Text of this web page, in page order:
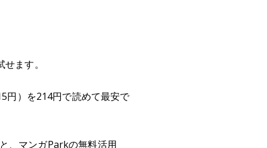
ます。
円）を214円で読めて最安で
、マンガParkの無料活用